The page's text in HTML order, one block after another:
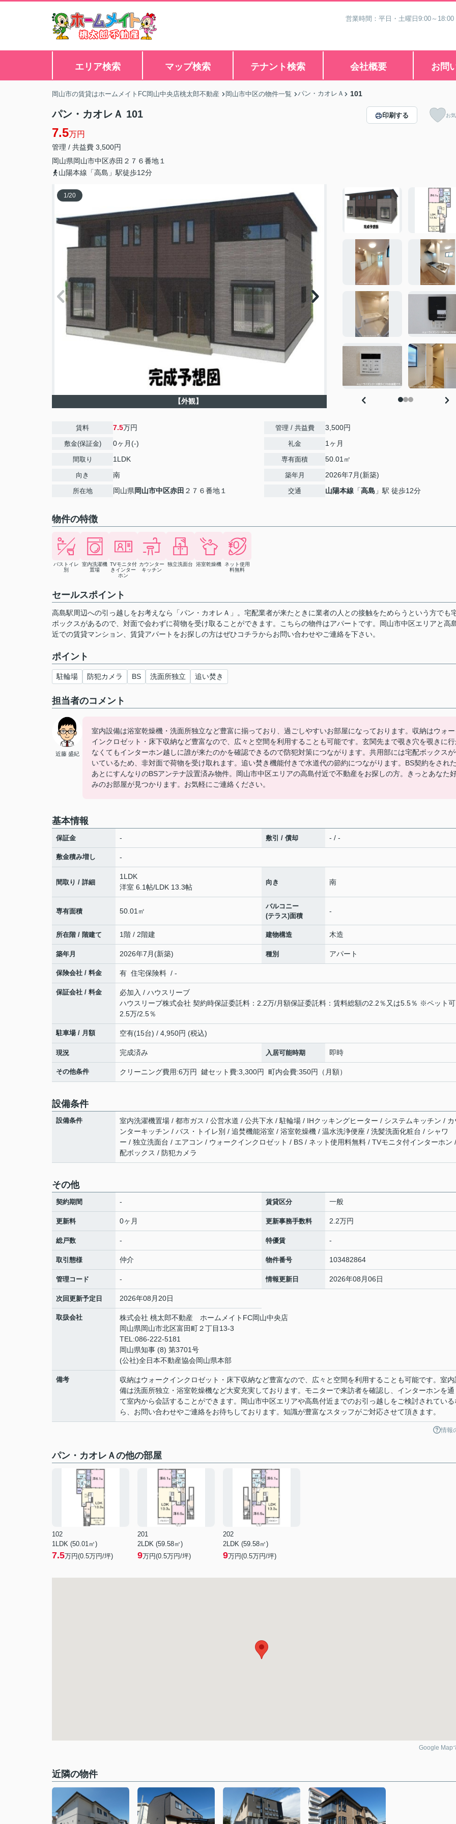
営業時間：平日・土曜日9:00～
エリア検索 マップ検索 テナント検索 会社概要 お問
岡山市の賃貸はホームメイトFC岡山中央店桃太郎不動産 岡山市中区の物件一覧 パン・カオレＡ 101
パン・カオレＡ 101
7.5万円
管理 / 共益費 3,500円
岡山県岡山市中区赤田 ２７６番地１
山陽本線「高島」駅徒歩12分
印刷する お
1/20
【外観】
賃料 7.5万円
敷金(保証金) 0ヶ月(-)
間取り 1LDK
向き 南
所在地 岡山県岡山市中区赤田 ２７６番地１
管理 / 共益費 3,500円
礼金 1ヶ月
専有面積 50.01㎡
築年月 2026年7月(新築)
交通 山陽本線 「高島 」駅 徒歩12分
物件の特徴
バストイレ
別
室内洗濯機
置場
TVモニタ付
きインター
ホン
カウンター
キッチン
独立洗面台 浴室乾燥機 ネット使用
料無料
セールスポイント
高島駅周辺への引っ越しをお考えなら「パン・カオレＡ」。宅配業者が来たときに業者の人との接触をためらうという方でも
ボックスがあるので、対面で会わずに荷物を受け取ることができます。こちらの物件はアパートです。岡山市中区エリアと高
近での賃貸マンション、賃貸アパートをお探しの方はぜひコチラからお問い合わせやご連絡を下さい。
ポイント
駐輪場 防犯カメラ BS 洗面所独立 追い焚き
担当者のコメント
近藤 盛紀
室内設備は浴室乾燥機・洗面所独立など豊富に揃っており、過ごしやすいお部屋になっております。収納はウォ
インクロゼット・床下収納など豊富なので、広々と空間を利用することも可能です。玄関先まで覗き穴を覗きに
なくてもインターホン越しに誰が来たのかを確認できるので防犯対策につながります。共用部には宅配ボックス
いているため、非対面で荷物を受け取れます。追い焚き機能付きで水道代の節約につながります。BS契約をされ
あとにすんなりのBSアンテナ設置済み物件。岡山市中区エリアの高島付近で不動産をお探しの方。きっとあなた
みのお部屋が見つかります。お気軽にご連絡ください。
基本情報
保証金 - 敷引 / 償却 - / -
敷金積み増し -
間取り / 詳細
1LDK
洋室 6.1帖/LDK 13.3帖
向き 南
専有面積 50.01㎡
バルコニー
(テラス)面積
-
所在階 / 階建て 1階 / 2階建 建物構造 木造
築年月 2026年7月(新築) 種別 アパート
保険会社 / 料金 有 住宅保険料 / -
保証会社 / 料金
必加入 / ハウスリーブ
ハウスリーブ株式会社 契約時保証委託料：2.2万/月額保証委託料：賃料総額の2.2％又は5.5％ ※ペット
2.5万/2.5％
駐車場 / 月額 空有(15台) / 4,950円 (税込)
現況 完成済み 入居可能時期 即時
その他条件 クリーニング費用:6万円 鍵セット費:3,300円 町内会費:350円（月額）
設備条件
設備条件
室内洗濯機置場 / 都市ガス / 公営水道 / 公共下水 / 駐輪場 / IHクッキングヒーター / システムキッチン / カ
ンターキッチン / バス・トイレ別 / 追焚機能浴室 / 浴室乾燥機 / 温水洗浄便座 / 洗髪洗面化粧台 / シャワ
ー / 独立洗面台 / エアコン / ウォークインクロゼット / BS / ネット使用料無料 / TVモニタ付インターホン
配ボックス / 防犯カメラ
その他
契約期間 - 賃貸区分 一般
更新料 0ヶ月 更新事務手数料 2.2万円
総戸数 - 特優賃 -
取引態様 仲介 物件番号 103482864
管理コード - 情報更新日 2026年08月06日
次回更新予定日 2026年08月20日
取扱会社
株式会社 桃太郎不動産 ホームメイトFC岡山中央店
岡山県岡山市北区富田町２丁目13-3
TEL:086-222-5181
岡山県知事 (8) 第3701号
(公社)全日本不動産協会岡山県本部
備考
収納はウォークインクロゼット・床下収納など豊富なので、広々と空間を利用することも可能です。室内
備は洗面所独立・浴室乾燥機など大変充実しております。モニターで来訪者を確認し、インターホンを通
て室内から会話することができます。岡山市中区エリアや高島付近までのお引っ越しをご検討されている
ら、お問い合わせやご連絡をお待ちしております。知識が豊富なスタッフがご対応させて頂きます。
情報
パン・カオレＡの他の部屋
102
1LDK (50.01㎡)
7.5万円(0.5万円/坪)
201
2LDK (59.58㎡)
9万円(0.5万円/坪)
202
2LDK (59.58㎡)
9万円(0.5万円/坪)
Google Map
近隣の物件